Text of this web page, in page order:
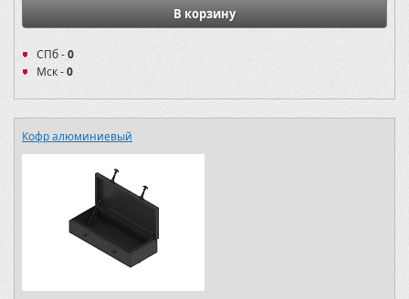
В корзину
СПб -0
Мск -0
Кофр алюминиевый